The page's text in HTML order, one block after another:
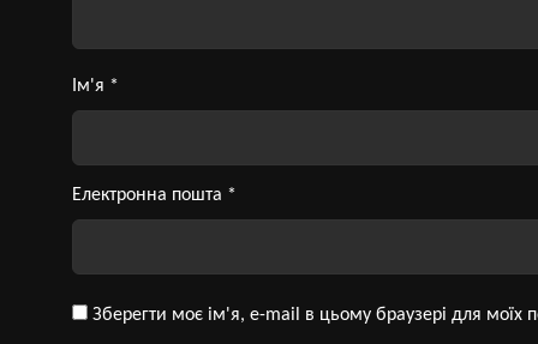
Ім'я *
Електронна пошта *
Зберегти моє ім'я, e-mail в цьому браузері для моїх